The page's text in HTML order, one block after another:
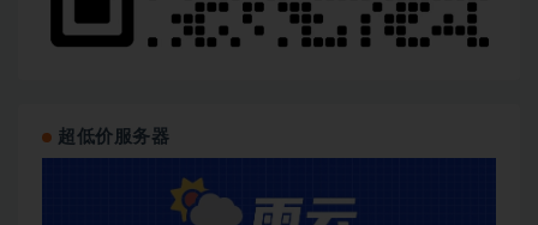
超低价服务器